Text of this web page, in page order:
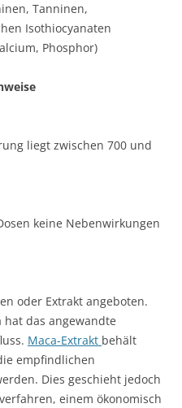
Tanninen,
Isothiocyanaten
Phosphor)
liegt zwischen 700 und
keine Nebenwirkungen
oder Extrakt angeboten.
hat das angewandte
Maca-Extrakt behält
empfindlichen
Dies geschieht jedoch
einem ökonomisch